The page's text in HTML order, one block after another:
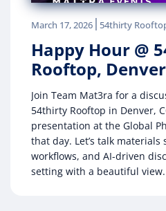
March 17, 2026 | 54thirty
Happy Hour @
Rooftop,
Join Team Mat3ra for a
54thirty Rooftop in Denver,
presentation at the Global
that day. Let’s talk
workflows, and AI-driven
setting with a beautiful